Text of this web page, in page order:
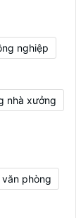
nghiệp
nhà xưởng
phòng